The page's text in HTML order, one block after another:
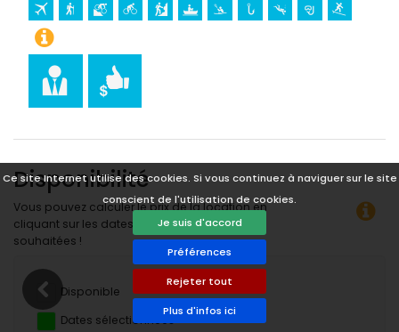
Ce site Internet utilise des cookies. Si vous continuez à naviguer sur le site
conscient de l'utilisation de cookies.
Je suis d'accord
Préférences
Rejeter tout
Plus d'infos ici
Disponibilité
Vous pouvez calculer le prix de la location en
cliquant sur les dates d’arrivée et de départ
souhaitées !
Disponible
Dates sélectionnées